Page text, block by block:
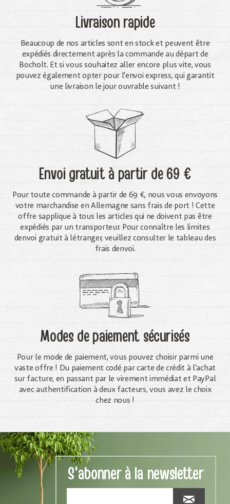
Livraison rapide
Beaucoup de nos articles sont en stock et peuvent être
expédiés directement après la commande au départ de
Bocholt. Et si vous souhaitez aller encore plus vite, vous
pouvez également opter pour l'envoi express, qui garantit
une livraison le jour ouvrable suivant !
Envoi gratuità partir de 69 €
Pour toute commande à partir de 69 €, nous vous envoyons
votre marchandise en Allemagne sans frais de port ! Cette
offre sapplique à tous les articles qui ne doivent pas être
expédiés par un transporteur. Pour connaître les limites
denvoi gratuit à létranger, veuillez consulter le tableau des
frais denvoi.
Modes de paiement sécurisés
Pour le mode de paiement, vous pouvez choisir parmi une
vaste offre ! Du paiement codé par carte de crédit à l'achat
sur facture, en passant par le virement immédiat et PayPal
avec authentification à deux facteurs, vous avez le choix
chez nous !
S'abonner à la newsletter